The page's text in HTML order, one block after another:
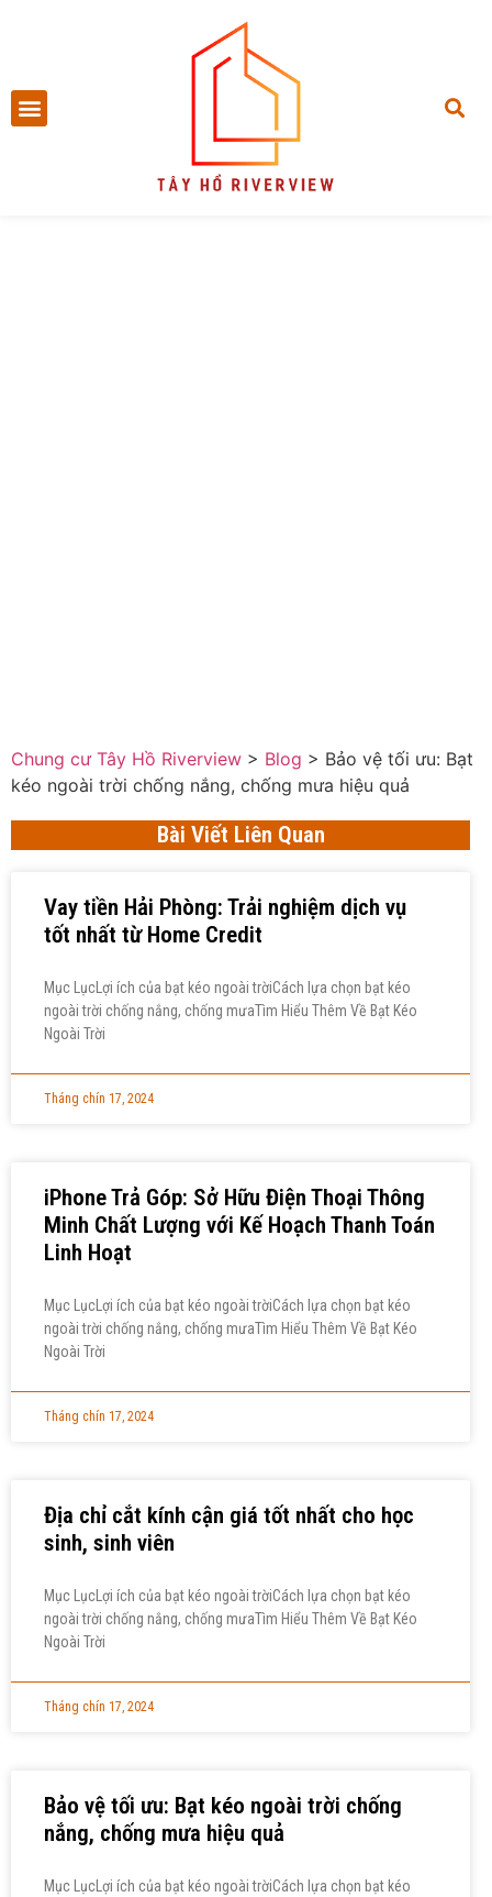
Chung cư Tây Hồ Riverview > Blog > Bảo vệ tối ưu: Bạt
kéo ngoài trời chống nắng, chống mưa hiệu quả
Bài Viết Liên Quan
Vay tiền Hải Phòng: Trải nghiệm dịch vụ
tốt nhất từ Home Credit
Mục LụcLợi ích của bạt kéo ngoài trờiCách lựa chọn bạt kéo
ngoài trời chống nắng, chống mưaTìm Hiểu Thêm Về Bạt Kéo
Ngoài Trời
Tháng chín 17, 2024
iPhone Trả Góp: Sở Hữu Điện Thoại Thông
Minh Chất Lượng với Kế Hoạch Thanh Toán
Linh Hoạt
Mục LụcLợi ích của bạt kéo ngoài trờiCách lựa chọn bạt kéo
ngoài trời chống nắng, chống mưaTìm Hiểu Thêm Về Bạt Kéo
Ngoài Trời
Tháng chín 17, 2024
Địa chỉ cắt kính cận giá tốt nhất cho học
sinh, sinh viên
Mục LụcLợi ích của bạt kéo ngoài trờiCách lựa chọn bạt kéo
ngoài trời chống nắng, chống mưaTìm Hiểu Thêm Về Bạt Kéo
Ngoài Trời
Tháng chín 17, 2024
Bảo vệ tối ưu: Bạt kéo ngoài trời chống
nắng, chống mưa hiệu quả
Mục LụcLợi ích của bạt kéo ngoài trờiCách lựa chọn bạt kéo